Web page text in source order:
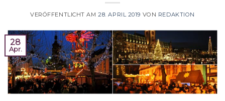
VERÖFFENTLICHT AM28. APRIL 2019 VON REDAKTION
28
Apr.